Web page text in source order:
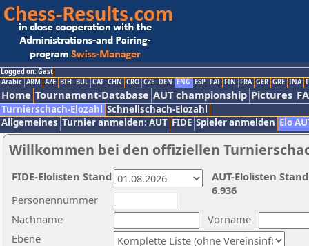
Logged on: Gast
Arabic ARM AZE BIH BUL CAT CHN CRO CZE DEN ENG ESP FAI FIN FRA GER GRE INA
Home Tournament-Database AUT championship Pictures
Turnierschach-Elozahl Schnellschach-Elozahl
Allgemeines Turnier anmelden: AUT FIDE Spieler anmelden Elo
Willkommen bei den offiziellen
Nachname
Vorname
Ebene
Personennummer
AUT-Elolisten
6.936
FIDE-Elolisten Stand